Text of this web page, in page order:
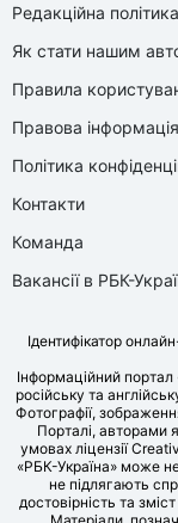
Редакційна
Як стати нашим
Правила
Правова інформація
Політика
Контакти
Команда
Вакансії в РБК-
Ідентифікатор
Інформаційний
російську та
Фотографії,
Порталі, авторами
умовах ліцензії
«РБК-Україна» може
не підлягають
достовірність та